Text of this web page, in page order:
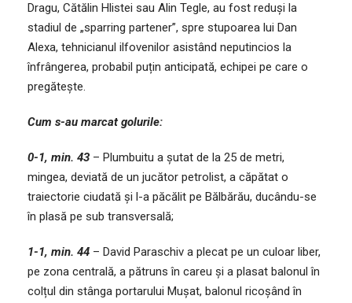
Dragu, Cătălin Hlistei sau Alin Tegle, au fost reduși la
stadiul de „sparring partener”, spre stupoarea lui Dan
Alexa, tehnicianul ilfovenilor asistând neputincios la
înfrângerea, probabil puțin anticipată, echipei pe care o
pregătește.
Cum s-au marcat golurile:
0-1, min. 43 – Plumbuitu a șutat de la 25 de metri,
mingea, deviată de un jucător petrolist, a căpătat o
traiectorie ciudată și l-a păcălit pe Bălbărău, ducându-se
în plasă pe sub transversală;
1-1, min. 44 – David Paraschiv a plecat pe un culoar liber,
pe zona centrală, a pătruns în careu și a plasat balonul în
colțul din stânga portarului Mușat, balonul ricoșând în